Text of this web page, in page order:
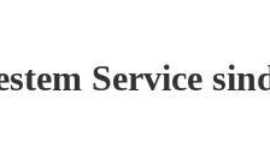
Service